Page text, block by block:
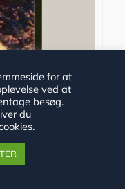
for at
ved at
besøg.
du